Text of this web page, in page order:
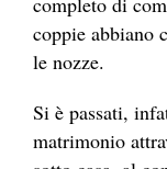
coppie abbiano
le nozze.
Si è passati,
matrimonio